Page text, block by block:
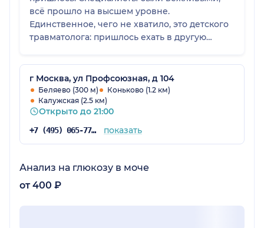
всё прошло на высшем уровне.
Единственное, чего не хватило, это детского
травматолога: пришлось ехать в другую
г Москва, ул Профсоюзная, д 104
Беляево (300 м)
Коньково (1.2 км)
Калужская (2.5 км)
Открыто до 21:00
+7 (495) 065-77-81 показать
Анализ на глюкозу в моче
от 400 ₽